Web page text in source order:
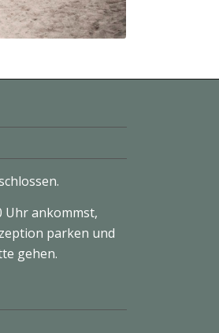
Uhr ankommst,
parken und
gehen.